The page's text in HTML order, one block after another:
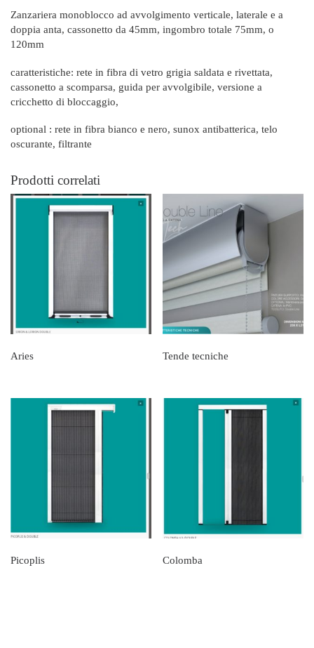
Zanzariera monoblocco ad avvolgimento verticale, laterale e a
doppia anta, cassonetto da 45mm, ingombro totale 75mm, o
120mm
caratteristiche: rete in fibra di vetro grigia saldata e rivettata,
cassonetto a scomparsa, guida per avvolgibile, versione a
cricchetto di bloccaggio,
optional : rete in fibra bianco e nero, sunox antibatterica, telo
oscurante, filtrante
Prodotti correlati
Aries Tende tecniche
Picoplis Colomba